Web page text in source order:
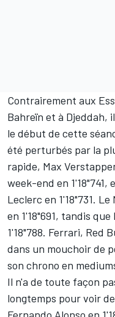
Contrairement aux
Bahreïn et à Djeddah,
le début de cette
été perturbés par la
rapide, Max
week-end en
Leclerc en 1'18"731.
en 1'18"691, tandis que
1'18"788. Ferrari, Red
dans un mouchoir de
son chrono en
Il n'a de toute façon
longtemps pour voir